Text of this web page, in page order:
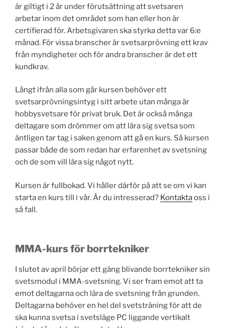
är giltigt i 2 år under förutsättning att svetsaren
arbetar inom det området som han eller hon är
certifierad för. Arbetsgivaren ska styrka detta var 6:e
månad. För vissa branscher är svetsarprövning ett krav
från myndigheter och för andra branscher är det ett
kundkrav.
Långt ifrån alla som går kursen behöver ett
svetsarprövningsintyg i sitt arbete utan många är
hobbysvetsare för privat bruk. Det är också många
deltagare som drömmer om att lära sig svetsa som
äntligen tar tag i saken genom att gå en kurs. Så kursen
passar både de som redan har erfarenhet av svetsning
och de som vill lära sig något nytt.
Kursen är fullbokad. Vi håller därför på att se om vi kan
starta en kurs till i vår. Är du intresserad? Kontaktaoss i
så fall.
MMA-kurs för borrtekniker
I slutet av april börjar ett gäng blivande borrtekniker sin
svetsmodul i MMA-svetsning. Vi ser fram emot att ta
emot deltagarna och lära de svetsning från grunden.
Deltagarna behöver en hel del svetsträning för att de
ska kunna svetsa i svetsläge PC liggande vertikalt